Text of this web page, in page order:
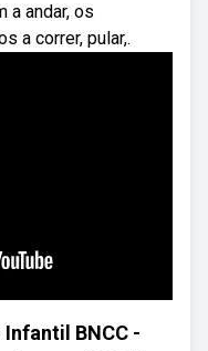
a andar, os
a correr, pular,.
BNCC -